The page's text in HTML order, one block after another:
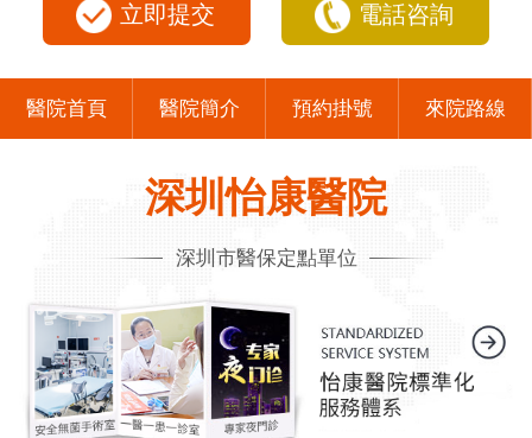
立即提交 電話咨詢
醫院首頁 醫院簡介 預約掛號 來院路線
深圳怡康醫院
深圳市醫保定點單位